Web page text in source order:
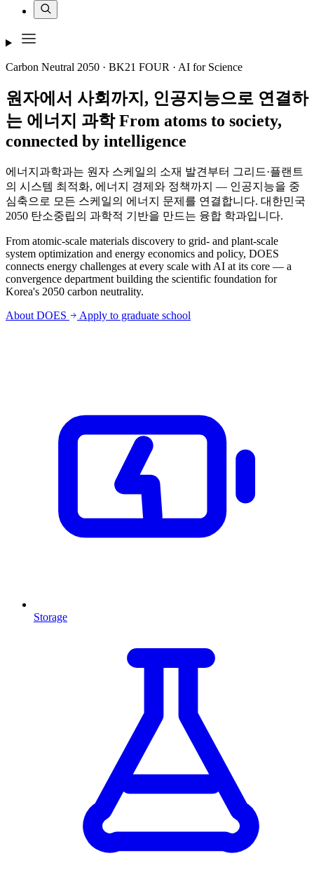
Carbon Neutral 2050 · BK21 FOUR · AI for Science
원자에서 사회까지, 인공지능으로 연결하
는 에너지 과학From atoms to society,
connected by intelligence
에너지과학과는 원자 스케일의 소재 발견부터 그리드·플랜트
의 시스템 최적화, 에너지 경제와 정책까지 — 인공지능을 중
심축으로 모든 스케일의 에너지 문제를 연결합니다. 대한민국
2050 탄소중립의 과학적 기반을 만드는 융합 학과입니다.
From atomic-scale materials discovery to grid- and plant-scale
system optimization and energy economics and policy, DOES
connects energy challenges at every scale with AI at its core — a
convergence department building the scientific foundation for
Korea's 2050 carbon neutrality.
About DOES
Apply to graduate school
Storage